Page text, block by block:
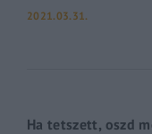
2021.03.31.
Ha tetszett, oszd